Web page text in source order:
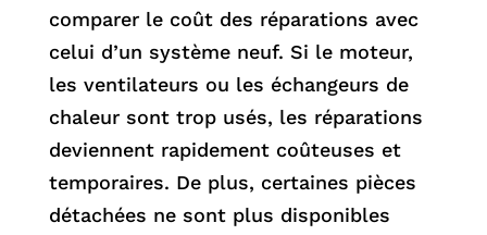
comparer le coût des réparations avec
celui d’un système neuf. Si le moteur,
les ventilateurs ou les échangeurs de
chaleur sont trop usés, les réparations
deviennent rapidement coûteuses et
temporaires. De plus, certaines pièces
détachées ne sont plus disponibles